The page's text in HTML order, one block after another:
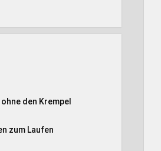
den Krempel
zum Laufen